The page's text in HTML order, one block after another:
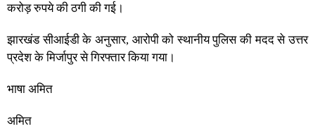
करोड़ रुपये की ठगी की गई।
झारखंड सीआईडी के अनुसार, आरोपी को स्थानीय पुलिस की मदद से उत्तर
प्रदेश के मिर्जापुर से गिरफ्तार किया गया।
भाषा अमित
अमित